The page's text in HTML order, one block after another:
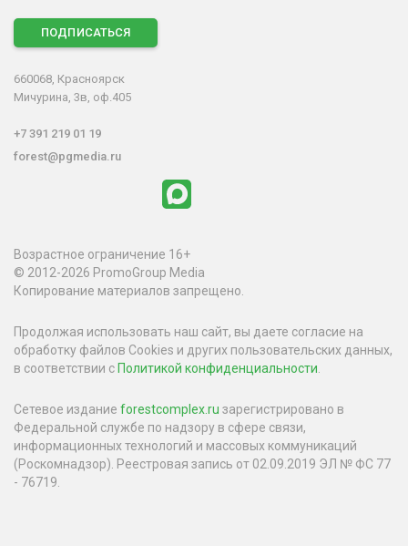
ПОДПИСАТЬСЯ
660068, Красноярск
Мичурина, 3в, оф.405
+7 391 219 01 19
forest@pgmedia.ru
Возрастное ограничение 16+
© 2012-2026 PromoGroup Media
Копирование материалов запрещено.
Продолжая использовать наш сайт, вы даете согласие на
обработку файлов Cookies и других пользовательских данных,
в соответствии с Политикой конфиденциальности
Сетевое издание forestcomplex.ru зарегистрировано в
Федеральной службе по надзору в сфере связи,
информационных технологий и массовых коммуникаций
(Роскомнадзор). Реестровая запись от 02.09.2019 ЭЛ № ФС 77
- 76719.